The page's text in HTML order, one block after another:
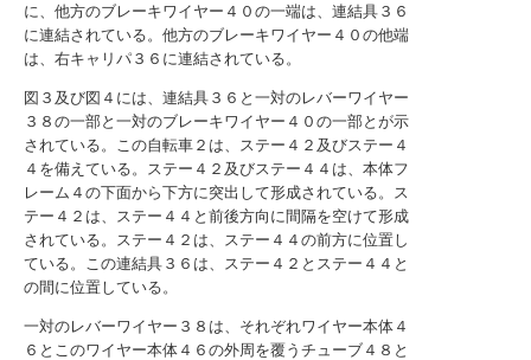
に、他方のブレーキワイヤー４０の一端は、連結具３６
に連結されている。他方のブレーキワイヤー４０の他端
は、右キャリパ３６に連結されている。
図３及び図４には、連結具３６と一対のレバーワイヤー
３８の一部と一対のブレーキワイヤー４０の一部とが示
されている。この自転車２は、ステー４２及びステー４
４を備えている。ステー４２及びステー４４は、本体フ
レーム４の下面から下方に突出して形成されている。ス
テー４２は、ステー４４と前後方向に間隔を空けて形成
されている。ステー４２は、ステー４４の前方に位置し
ている。この連結具３６は、ステー４２とステー４４と
の間に位置している。
一対のレバーワイヤー３８は、それぞれワイヤー本体４
６とこのワイヤー本体４６の外周を覆うチューブ４８と